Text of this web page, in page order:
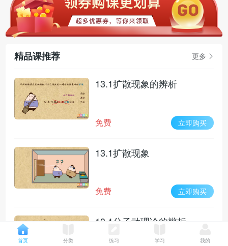
更多
精品课推荐
13.1扩散现象的辨析
立即购买
免费
13.1扩散现象
立即购买
免费
13.1分子动理论的辨析
首页 分类 练习 学习 我的